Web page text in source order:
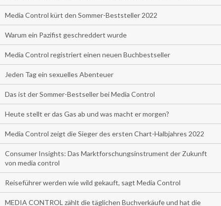
Media Control kürt den Sommer-Beststeller 2022
Warum ein Pazifist geschreddert wurde
Media Control registriert einen neuen Buchbestseller
Jeden Tag ein sexuelles Abenteuer
Das ist der Sommer-Bestseller bei Media Control
Heute stellt er das Gas ab und was macht er morgen?
Media Control zeigt die Sieger des ersten Chart-Halbjahres 2022
Consumer Insights: Das Marktforschungsinstrument der Zukunft
von media control
Reiseführer werden wie wild gekauft, sagt Media Control
MEDIA CONTROL zählt die täglichen Buchverkäufe und hat die